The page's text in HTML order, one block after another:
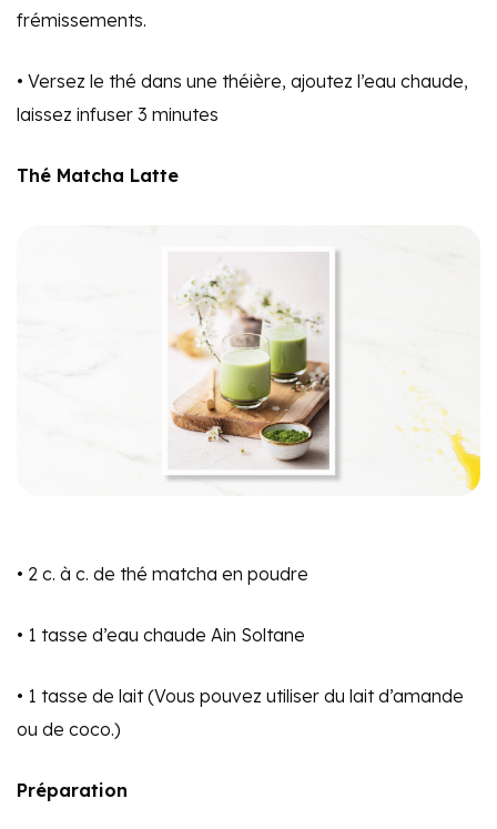
frémissements.
• Versez le thé dans une théière, ajoutez l’eau chaude,
laissez infuser 3 minutes
Thé Matcha Latte
• 2 c. à c. de thé matcha en poudre
• 1 tasse d’eau chaude Ain Soltane
• 1 tasse de lait (Vous pouvez utiliser du lait d’amande
ou de coco.)
Préparation